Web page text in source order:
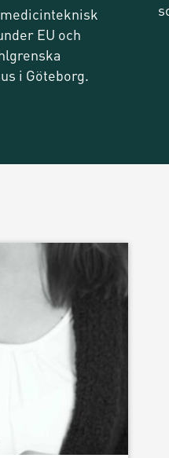
EU och
i Göteborg.